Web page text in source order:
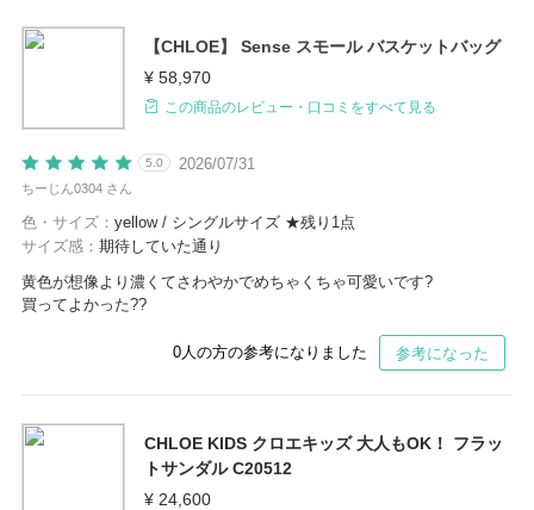
【CHLOE】 Sense スモール バスケットバッグ
¥ 58,970
この商品のレビュー・口コミをすべて見る
2026/07/31
5.0
ちーじん0304 さん
色・サイズ： yellow / シングルサイズ ★残り1点
サイズ感： 期待していた通り
黄色が想像より濃くてさわやかでめちゃくちゃ可愛いです?
買ってよかった??
0人の方の参考になりました 参考になった
CHLOE KIDS クロエキッズ 大人もOK！ フラッ
トサンダル C20512
¥ 24,600